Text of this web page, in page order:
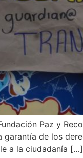
Paz y
de los
a la ciudadanía […]